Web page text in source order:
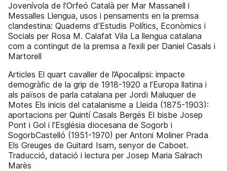
Jovenívola de l’Orfeó Català per Mar Massanell i
Messalles Llengua, usos i pensaments en la premsa
clandestina: Quaderns d’Estudis Polítics, Econòmics i
Socials per Rosa M. Calafat Vila La llengua catalana
com a contingut de la premsa a l’exili per Daniel Casals i
Martorell
Articles El quart cavaller de l’Apocalipsi: impacte
demogràfic de la grip de 1918-1920 a l’Europa llatina i
als països de parla catalana per Jordi Maluquer de
Motes Els inicis del catalanisme a Lleida (1875-1903):
aportacions per Quintí Casals Bergés El bisbe Josep
Pont i Gol i l’Església diocesana de Sogorb i
SogorbCastelló (1951-1970) per Antoni Moliner Prada
Els Greuges de Guitard Isarn, senyor de Caboet.
Traducció, datació i lectura per Josep Maria Salrach
Marès